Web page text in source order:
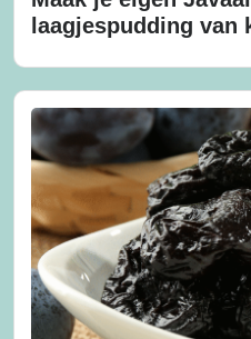
laagjespudding van